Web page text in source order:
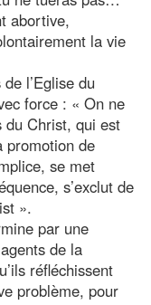
abortive,
la vie
l’Eglise du
force : « On ne
du Christ, qui est
promotion de
se met
s’exclut de
».
par une
de la
réfléchissent
problème, pour